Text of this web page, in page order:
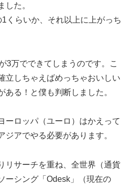
した。
1くらいか、それ以上に上がっち
3万でできてしまうのです。こ
立しちゃえばめっちゃおいしい
る！と僕も判断しました。
ーロッパ（ユーロ）はかえって
アでやる必要があります。
リサーチを重ね、全世界（通貨
ーシング「Odesk」（現在の